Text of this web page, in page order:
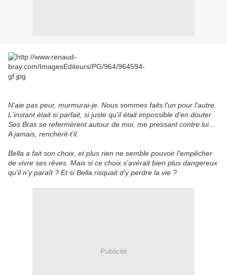
N'aie pas peur, murmurai-je. Nous sommes faits l'un pour l'autre.
L'instant était si parfait, si juste qu'il était impossible d'en douter.
Ses Bras se refermèrent autour de moi, me pressant contre lui...
A jamais, renchérit-t'il.
Bella a fait son choix, et plus rien ne semble pouvoir l'empêcher
de vivre ses rêves. Mais si ce choix s'avérait bien plus dangereux
qu'il n'y paraît ? Et si Bella risquait d'y perdre la vie ?
Publicité